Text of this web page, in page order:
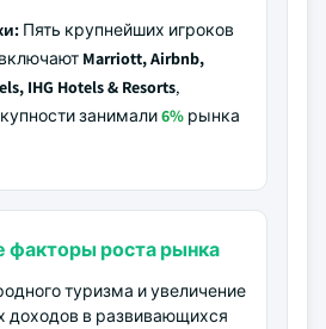
Пять крупнейших игроков
Marriott, Airbnb,
IHG Hotels & Resorts,
занимали6% рынка
факторы роста рынка
туризма и увеличение
доходов в развивающихся